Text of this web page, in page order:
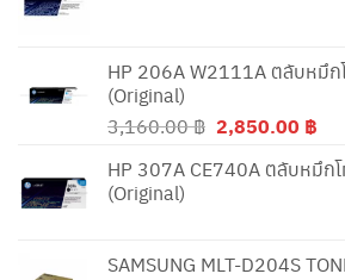
HP 206A W2111A ตลับหมึก
(Original)
3,160.00฿ Original
was:
2,850.00 ฿
is:
HP 307A CE740A ตลับหมึก
(Original)
SAMSUNG MLT-D204S